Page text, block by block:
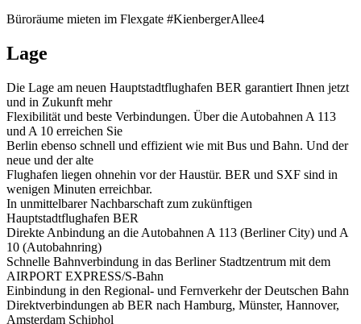
Büroräume mieten im Flexgate #KienbergerAllee4
Lage
Die Lage am neuen Hauptstadtflughafen BER garantiert Ihnen jetzt
und in Zukunft mehr
Flexibilität und beste Verbindungen. Über die Autobahnen A 113
und A 10 erreichen Sie
Berlin ebenso schnell und effizient wie mit Bus und Bahn. Und der
neue und der alte
Flughafen liegen ohnehin vor der Haustür. BER und SXF sind in
wenigen Minuten erreichbar.
In unmittelbarer Nachbarschaft zum zukünftigen
Hauptstadtflughafen BER
Direkte Anbindung an die Autobahnen A 113 (Berliner City) und A
10 (Autobahnring)
Schnelle Bahnverbindung in das Berliner Stadtzentrum mit dem
AIRPORT EXPRESS/S-Bahn
Einbindung in den Regional- und Fernverkehr der Deutschen Bahn
Direktverbindungen ab BER nach Hamburg, Münster, Hannover,
Amsterdam Schiphol